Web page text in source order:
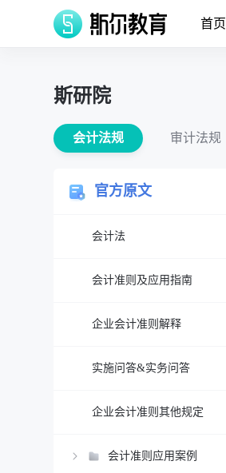
首页
斯研院
会计法规 审计法规
官方原文
会计法
会计准则及应用指南
企业会计准则解释
实施问答&实务问答
企业会计准则其他规定
会计准则应用案例